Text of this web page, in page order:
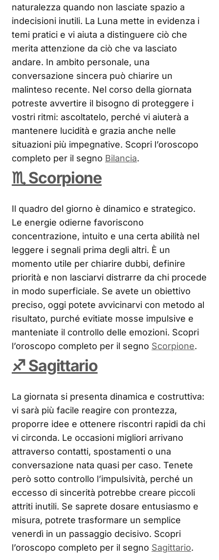
naturalezza quando non lasciate spazio a
indecisioni inutili. La Luna mette in evidenza i
temi pratici e vi aiuta a distinguere ciò che
merita attenzione da ciò che va lasciato
andare. In ambito personale, una
conversazione sincera può chiarire un
malinteso recente. Nel corso della giornata
potreste avvertire il bisogno di proteggere i
vostri ritmi: ascoltatelo, perché vi aiuterà a
mantenere lucidità e grazia anche nelle
situazioni più impegnative. Scopri l’oroscopo
completo per il segno Bilancia.
♏ Scorpione
Il quadro del giorno è dinamico e strategico.
Le energie odierne favoriscono
concentrazione, intuito e una certa abilità nel
leggere i segnali prima degli altri. È un
momento utile per chiarire dubbi, definire
priorità e non lasciarvi distrarre da chi procede
in modo superficiale. Se avete un obiettivo
preciso, oggi potete avvicinarvi con metodo al
risultato, purché evitiate mosse impulsive e
manteniate il controllo delle emozioni. Scopri
l’oroscopo completo per il segno Scorpione.
♐ Sagittario
La giornata si presenta dinamica e costruttiva:
vi sarà più facile reagire con prontezza,
proporre idee e ottenere riscontri rapidi da chi
vi circonda. Le occasioni migliori arrivano
attraverso contatti, spostamenti o una
conversazione nata quasi per caso. Tenete
però sotto controllo l’impulsività, perché un
eccesso di sincerità potrebbe creare piccoli
attriti inutili. Se saprete dosare entusiasmo e
misura, potrete trasformare un semplice
venerdì in un passaggio decisivo. Scopri
l’oroscopo completo per il segno Sagittario.